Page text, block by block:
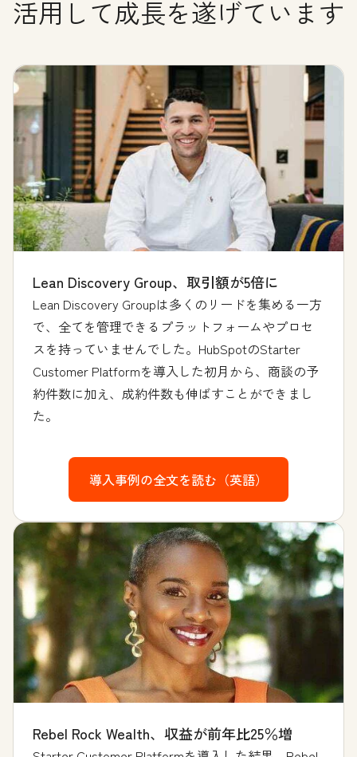
活用して成長を遂げています
Lean Discovery Group、取引額が5倍に
Lean Discovery Groupは多くのリードを集める一方
で、全てを管理できるプラットフォームやプロセ
スを持っていませんでした。HubSpotのStarter
Customer Platformを導入した初月から、商談の予
約件数に加え、成約件数も伸ばすことができまし
た。
導入事例の全文を読む（英語）
Rebel Rock Wealth、収益が前年比25％増